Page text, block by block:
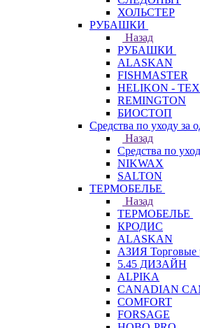
ХОЛЬСТЕР
РУБАШКИ
Назад
РУБАШКИ
ALASKAN
FISHMASTER
HELIKON - TEX
REMINGTON
БИОСТОП
Средства по уходу за
Назад
Средства по
NIKWAX
SALTON
ТЕРМОБЕЛЬЕ
Назад
ТЕРМОБЕЛЬЕ
КРОДИС
ALASKAN
АЗИЯ Торговые
5.45 ДИЗАЙН
ALPIKA
CANADIAN
COMFORT
FORSAGE